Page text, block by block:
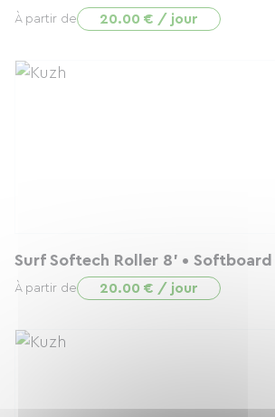
À partir de 20.00 € / jour
Surf Softech Roller 8' • Softboard
À partir de 20.00 € / jour